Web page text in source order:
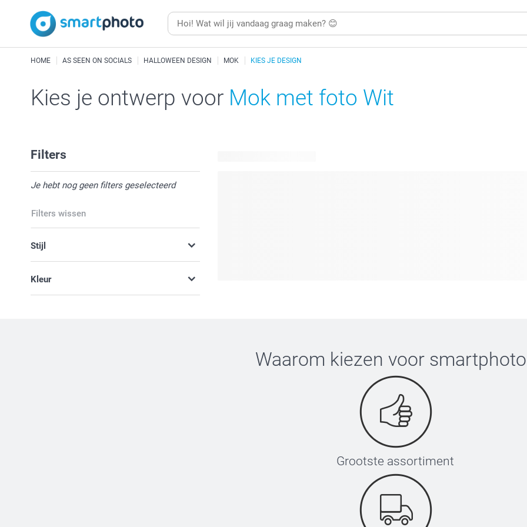
HOME AS SEEN ON SOCIALS HALLOWEEN DESIGN MOK KIES JE DESIGN
Kies je ontwerp voor Mok met foto Wit
Filters
Je hebt nog geen filters geselecteerd
Filters wissen
Stijl
Kleur
Waarom kiezen voor smartphoto
Grootste assortiment